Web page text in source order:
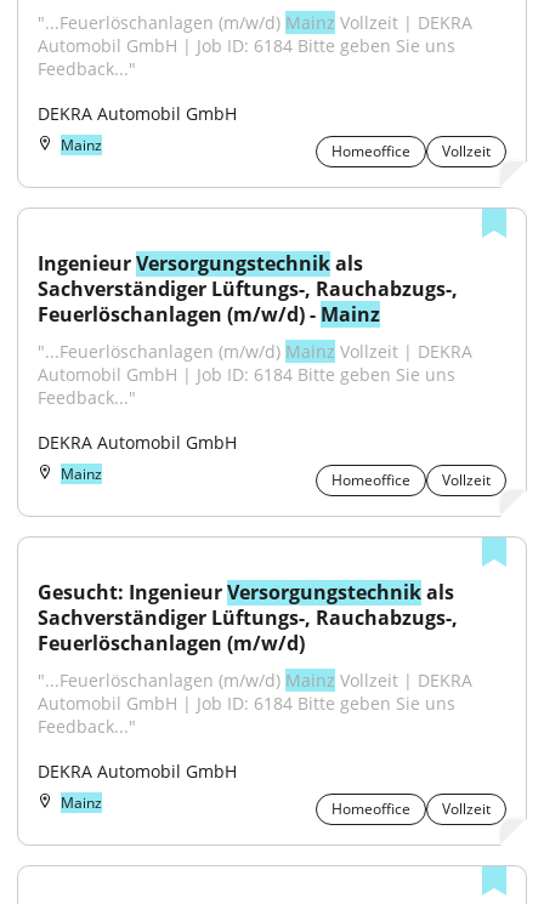
"...Feuerlöschanlagen (m/w/d) Mainz Vollzeit | DEKRA
Automobil GmbH | Job ID: 6184 Bitte geben Sie uns
Feedback..."
DEKRA Automobil GmbH
Mainz Homeoffice Vollzeit
Ingenieur Versorgungstechnik als
Sachverständiger Lüftungs-, Rauchabzugs-,
Feuerlöschanlagen (m/w/d) - Mainz
"...Feuerlöschanlagen (m/w/d) Mainz Vollzeit | DEKRA
Automobil GmbH | Job ID: 6184 Bitte geben Sie uns
Feedback..."
DEKRA Automobil GmbH
Mainz Homeoffice Vollzeit
Gesucht: Ingenieur Versorgungstechnik als
Sachverständiger Lüftungs-, Rauchabzugs-,
Feuerlöschanlagen (m/w/d)
"...Feuerlöschanlagen (m/w/d) Mainz Vollzeit | DEKRA
Automobil GmbH | Job ID: 6184 Bitte geben Sie uns
Feedback..."
DEKRA Automobil GmbH
Mainz Homeoffice Vollzeit